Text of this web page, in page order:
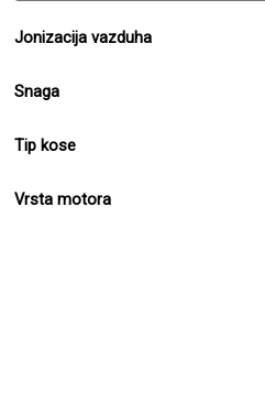
Jonizacija vazduha
Snaga
Tip kose
Vrsta motora